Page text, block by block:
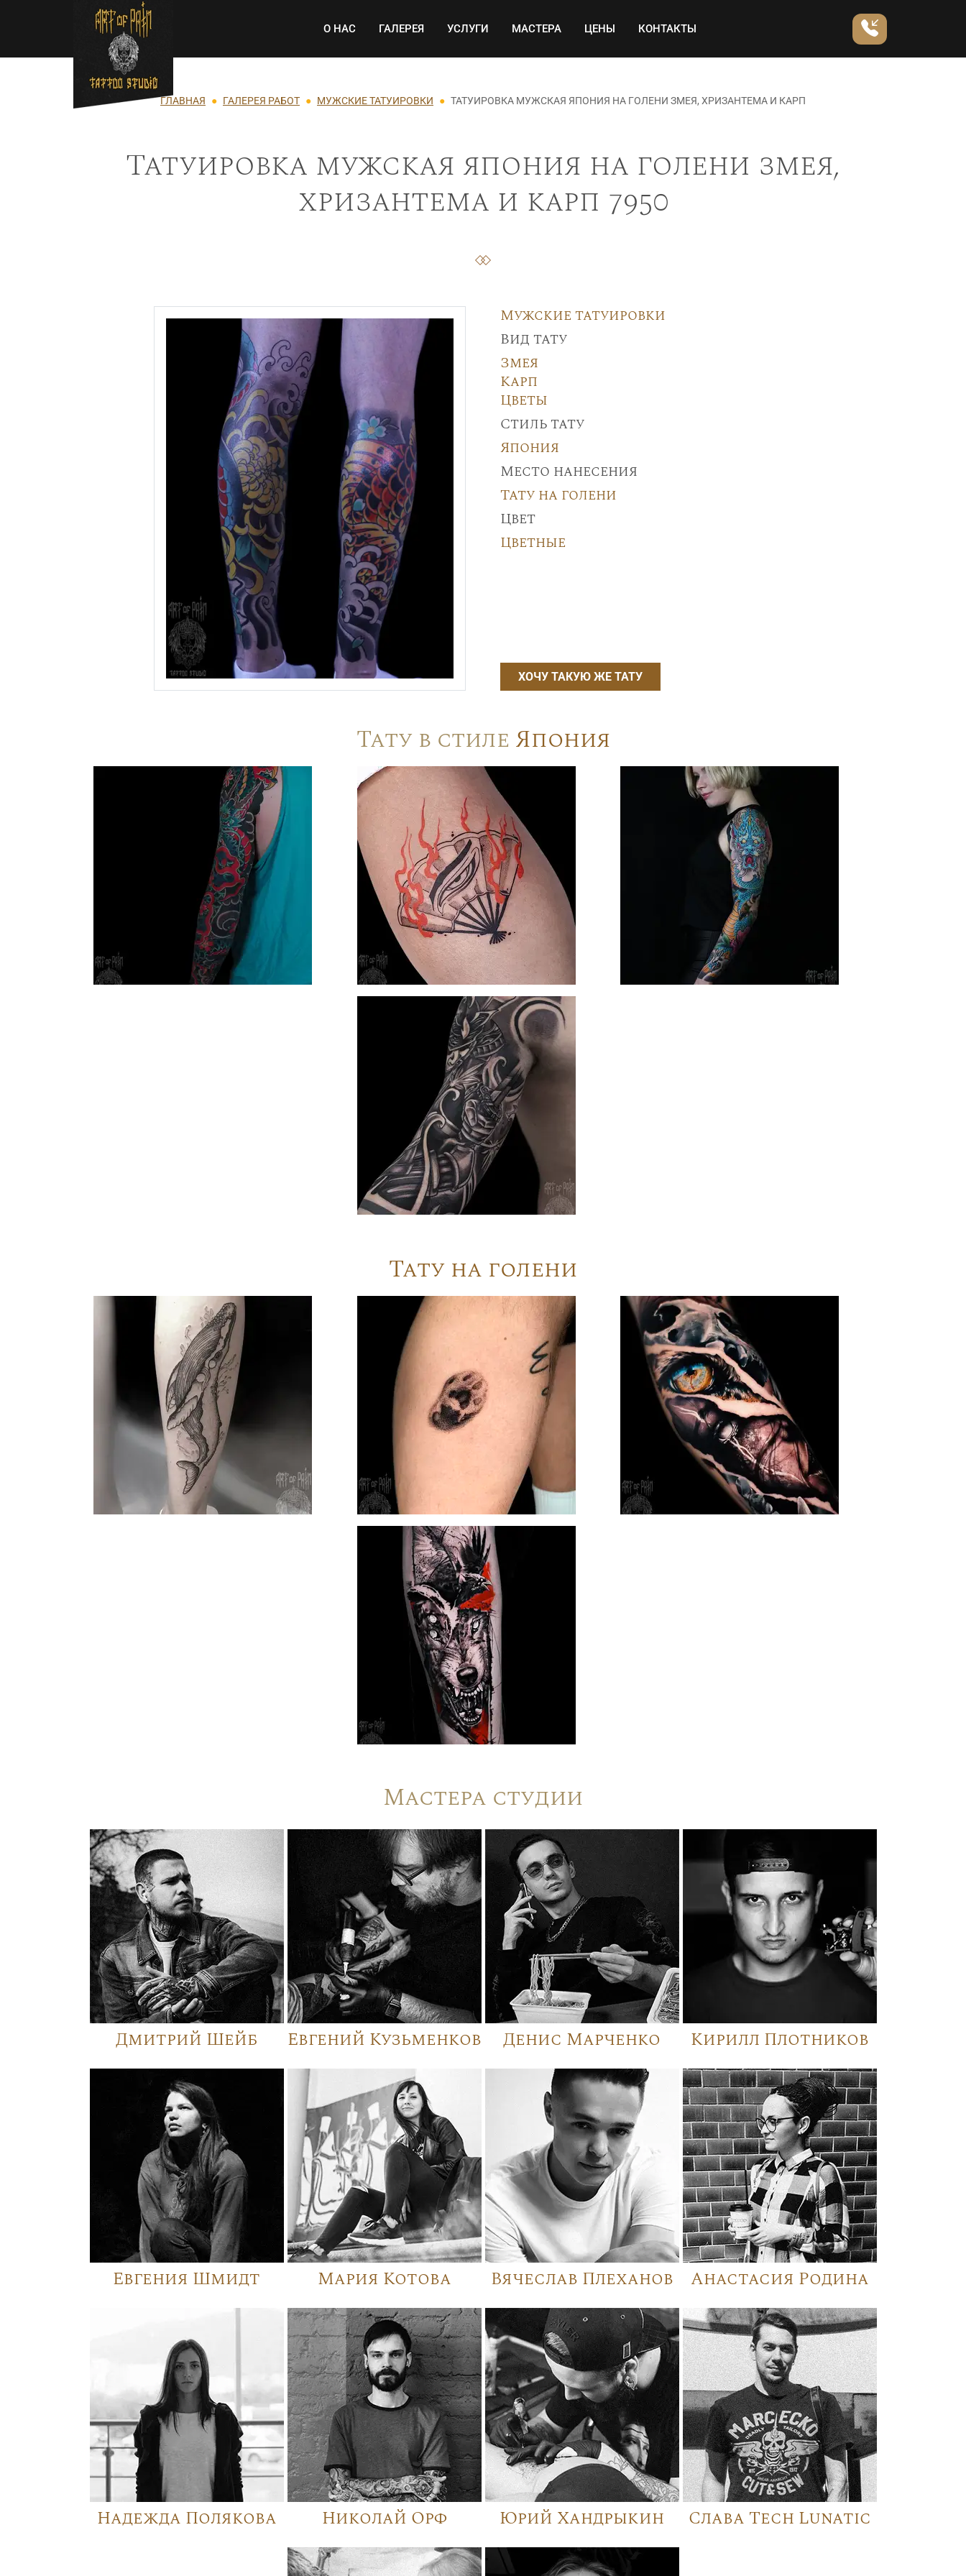
Перейти к основному содержанию Основная навигация
О НАС ГАЛЕРЕЯ УСЛУГИ МАСТЕРА ЦЕНЫ КОНТАКТЫ
Строка навигации
ГЛАВНАЯ ГАЛЕРЕЯ РАБОТ МУЖСКИЕ ТАТУИРОВКИ ТАТУИРОВКА МУЖСКАЯ ЯПОНИЯ НА ГОЛЕНИ ЗМЕЯ, ХРИЗАНТЕМА И КАРП
Татуировка мужская япония на голени змея,
хризантема и карп 7950
Мужские татуировки
Вид тату
Змея
Карп
Цветы
Стиль тату
Япония
Место нанесения
Тату на голени
Цвет
Цветные
ХОЧУ ТАКУЮ ЖЕ ТАТУ
Тату в стиле Япония
Тату на голени
Мастера студии
Дмитрий Шейб Евгений Кузьменков Денис Марченко Кирилл Плотников
Евгения Шмидт Мария Котова Вячеслав Плеханов Анастасия Родина
Надежда Полякова Николай Орф Юрий Хандрыкин Слава Tech Lunatic